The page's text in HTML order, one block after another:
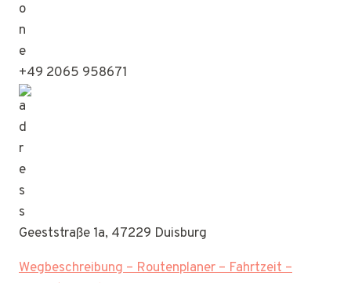
+49 2065 958671
Geeststraße 1a, 47229 Duisburg
Wegbeschreibung – Routenplaner – Fahrtzeit –